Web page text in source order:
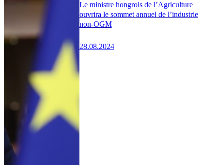
Le ministre hongrois de l’Agriculture
ouvrira le sommet annuel de l’industrie
non-OGM
28.08.2024